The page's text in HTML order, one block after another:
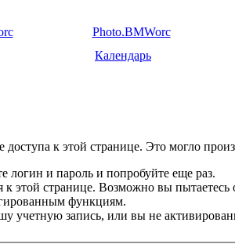
Photo.BMWorc
Календарь
к этой странице. Это могло
логин и пароль и попробуйте еще раз.
к этой странице. Возможно вы пытаетесь
функциям.
учетную запись, или вы не